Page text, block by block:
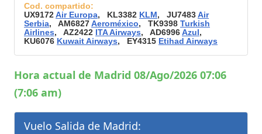
Cod. compartido:
UX9172Air Europa, KL3382 KLM, JU7483Air
Serbia, AM6827Aeroméxico, TK9398 Turkish
Airlines, AZ2422 ITA Airways, AD6996Azul,
KU6076 Kuwait Airways, EY4315 Etihad Airways
Hora actual de Madrid 08/Ago/2026 07:06
(7:06 am)
Vuelo Salida de Madrid: